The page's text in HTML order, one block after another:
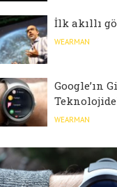
İlk akıllı
WEARMAN
Google’ın
WEARMAN